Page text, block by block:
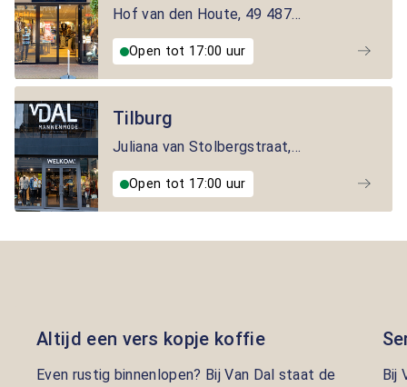
Hof van den Houte, 49 4873AZ
Open tot 17:00 uur
Tilburg
Juliana van Stolbergstraat,25
Open tot 17:00 uur
Altijd een vers kopje koffie
Even rustig binnenlopen? Bij Van Dal staat de
Bij